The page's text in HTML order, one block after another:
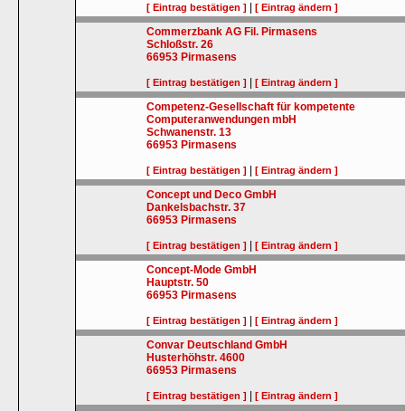
[ Eintrag bestätigen ] |[ Eintrag ändern ]
Commerzbank AG Fil. Pirmasens
Schloßstr. 26
66953 Pirmasens
[ Eintrag bestätigen ] |[ Eintrag ändern ]
Competenz-Gesellschaft für kompetente
Computeranwendungen mbH
Schwanenstr. 13
66953 Pirmasens
[ Eintrag bestätigen ] |[ Eintrag ändern ]
Concept und Deco GmbH
Dankelsbachstr. 37
66953 Pirmasens
[ Eintrag bestätigen ] |[ Eintrag ändern ]
Concept-Mode GmbH
Hauptstr. 50
66953 Pirmasens
[ Eintrag bestätigen ] |[ Eintrag ändern ]
Convar Deutschland GmbH
Husterhöhstr. 4600
66953 Pirmasens
[ Eintrag bestätigen ] |[ Eintrag ändern ]